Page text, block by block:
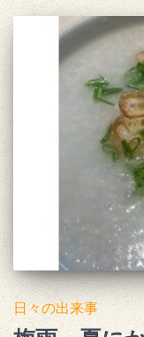
日々の出来事